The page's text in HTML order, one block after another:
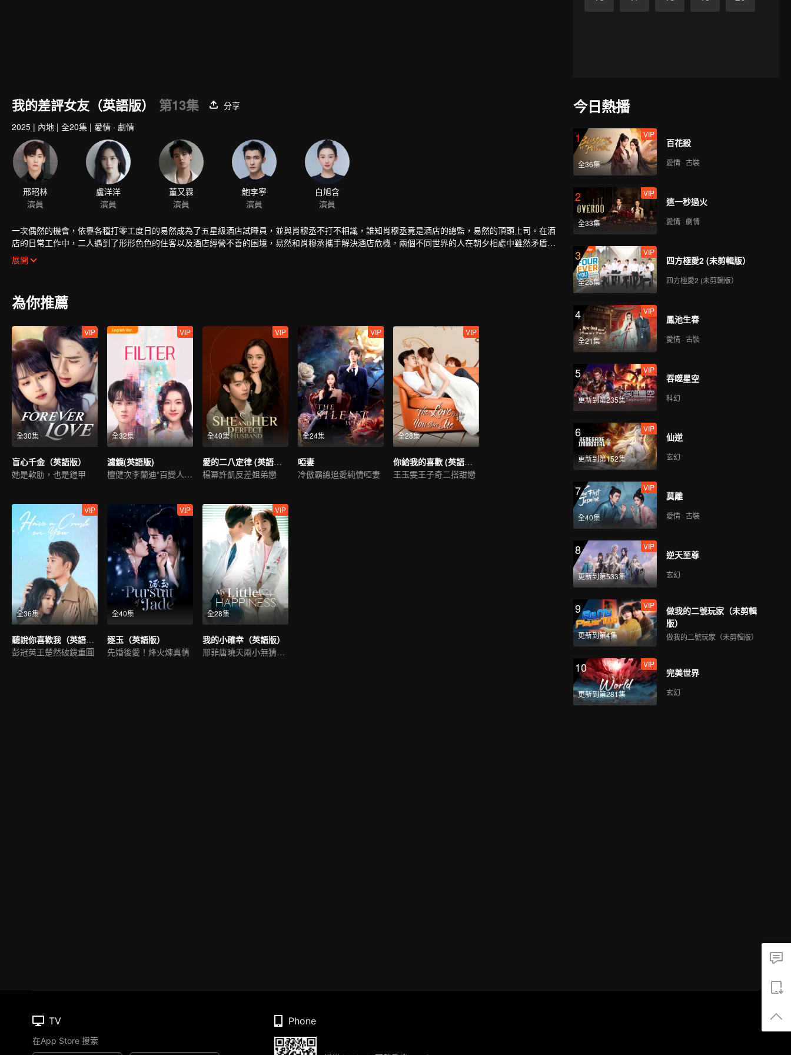
我的差評女友（英語版） 第13集
分享
2025 | 內地 | 全20集 | 愛情 · 劇情
邢昭林
演員
盧洋洋
演員
董又霖
演員
鮑李寧
演員
白旭含
演員
一次偶然的機會，依靠各種打零工度日的易然成為了五星級酒店試睡員，並與肖穆丞不打不相識，誰知肖穆丞竟是酒店的總監，易然的頂頭上司。在酒
店的日常工作中，二人遇到了形形色色的住客以及酒店經營不善的困境，易然和肖穆丞攜手解決酒店危機。兩個不同世界的人在朝夕相處中雖然矛盾重
重，卻不知不覺相互靠近……
展開
為你推薦
全30集
VIP
盲心千金（英語版）
她是軟肋，也是鎧甲
全32集
VIP
濾鏡(英語版)
檀健次李蘭迪“百變人生”
全40集
VIP
愛的二八定律 (英語版）
楊冪許凱反差姐弟戀
全24集
VIP
啞妻
冷傲霸總追愛純情啞妻
全28集
VIP
你給我的喜歡 (英語版）
王玉雯王子奇二搭甜戀
全36集
VIP
聽說你喜歡我（英語版）
彭冠英王楚然破鏡重圓
全40集
VIP
逐玉（英語版）
先婚後愛！烽火煉真情
全28集
VIP
我的小確幸（英語版）
邢菲唐曉天兩小無猜甜戀
今日熱播
1
全36集
VIP
百花殺
愛情 · 古裝
2
全33集
VIP
這一秒過火
愛情 · 劇情
3
全25集
VIP
四方極愛2 (未剪輯版）
四方極愛2 (未剪輯版）
4
全21集
VIP
鳳池生春
愛情 · 古裝
5
更新到第235集
VIP
吞噬星空
科幻
6
更新到第152集
VIP
仙逆
玄幻
7
全40集
VIP
莫離
愛情 · 古裝
8
更新到第533集
VIP
逆天至尊
玄幻
9
更新到第4集
VIP
做我的二號玩家（未剪輯
版）
做我的二號玩家（未剪輯版）
10
更新到第281集
VIP
完美世界
玄幻
TV
在App Store 搜索
Phone